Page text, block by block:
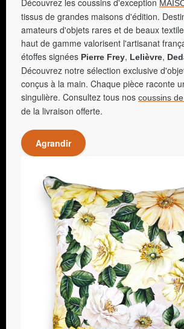
Découvrez les coussins d'exception
tissus de grandes maisons d'édition.
amateurs d'objets rares et de beaux
haut de gamme valorisent l'artisanat
étoffes signées Pierre Frey, Lelièvre,
Découvrez notre sélection exclusive
conçus à la main. Chaque pièce raconte
singulière. Consultez tous nos coussins
de la livraison offerte.
Agrandir